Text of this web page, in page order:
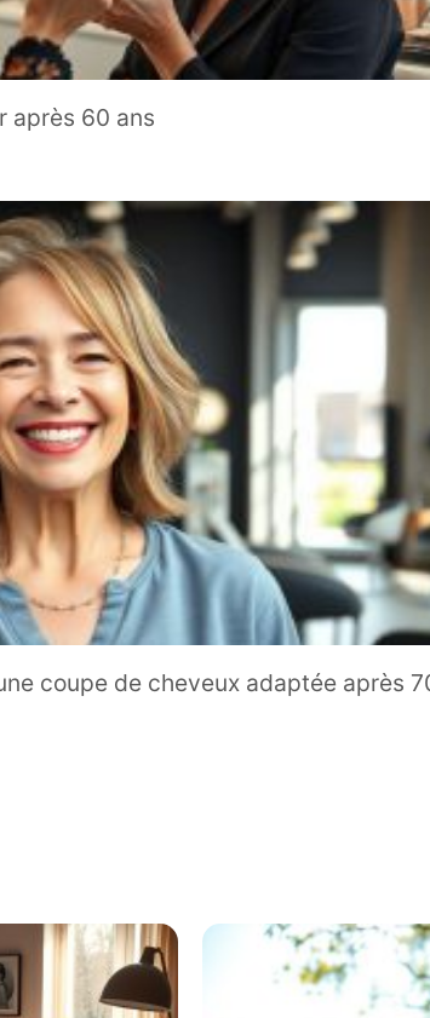
après 60 ans
coupe de cheveux adaptée après